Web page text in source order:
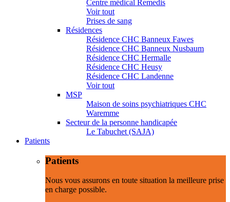
Centre médical Remedis
Voir tout
Prises de sang
Résidences
Résidence CHC Banneux Fawes
Résidence CHC Banneux Nusbaum
Résidence CHC Hermalle
Résidence CHC Heusy
Résidence CHC Landenne
Voir tout
MSP
Maison de soins psychiatriques CHC
Waremme
Secteur de la personne handicapée
Le Tabuchet (SAJA)
Patients
Patients
Nous vous assurons en toute situation la meilleure prise
en charge possible.